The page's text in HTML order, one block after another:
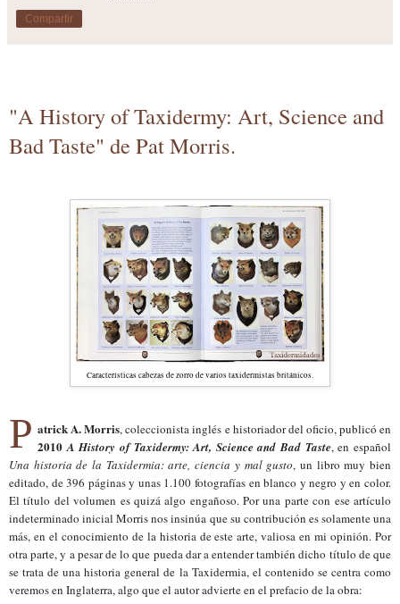
Compartir
"A History of Taxidermy: Art, Science and
Bad Taste" de Pat Morris.
Características cabezas de zorro de varios taxidermistas británicos.
P atrick A. Morris, coleccionista inglés e historiador del oficio, publicó en
2010 A History of Taxidermy: Art, Science and Bad Taste, en español
Una historia de la Taxidermia: arte, ciencia y mal gusto, un libro muy bien
editado, de 396 páginas y unas 1.100 fotografías en blanco y negro y en color.
El título del volumen es quizá algo engañoso. Por una parte con ese artículo
indeterminado inicial Morris nos insinúa que su contribución es solamente una
más, en el conocimiento de la historia de este arte, valiosa en mi opinión. Por
otra parte, y a pesar de lo que pueda dar a entender también dicho título de que
se trata de una historia general de la Taxidermia, el contenido se centra como
veremos en Inglaterra, algo que el autor advierte en el prefacio de la obra: